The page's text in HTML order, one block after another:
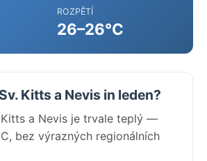
ROZPĚTÍ
26–26°C
Kitts a Nevis in leden?
Kitts a Nevis je trvale teplý —
bez výrazných regionálních